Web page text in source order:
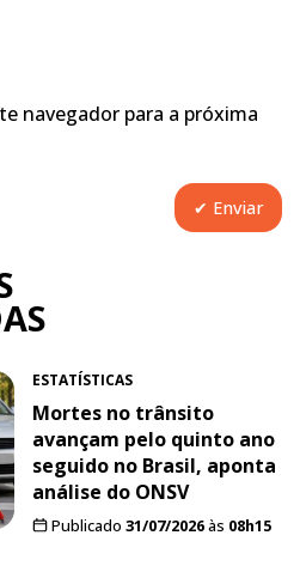
navegador para a próxima
ESTATÍSTICAS
Mortes no trânsito
avançam pelo quinto ano
seguido no Brasil, aponta
análise do ONSV
Publicado 31/07/2026às 08h15